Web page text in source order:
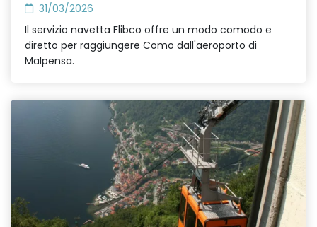
31/03/2026
Il servizio navetta Flibco offre un modo comodo e
diretto per raggiungere Como dall'aeroporto di
Malpensa.